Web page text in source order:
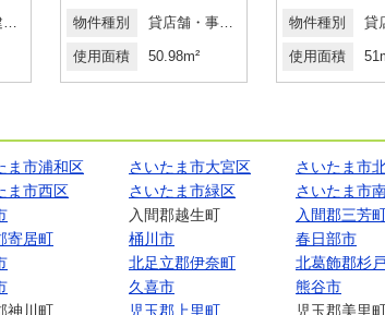
貸店舗（建物一部） 物件種別 貸店舗・事務所
使用面積 50.98m²
物件種別
使用面積
ま市浦和区 さいたま市大宮区
さいたま市
ま市西区 さいたま市緑区
さいたま市
入間郡越生町
入間郡三芳
寄居町 桶川市
春日部市
北足立郡伊奈町
北葛飾郡杉
久喜市
熊谷市
神川町 児玉郡上里町
児玉郡美里